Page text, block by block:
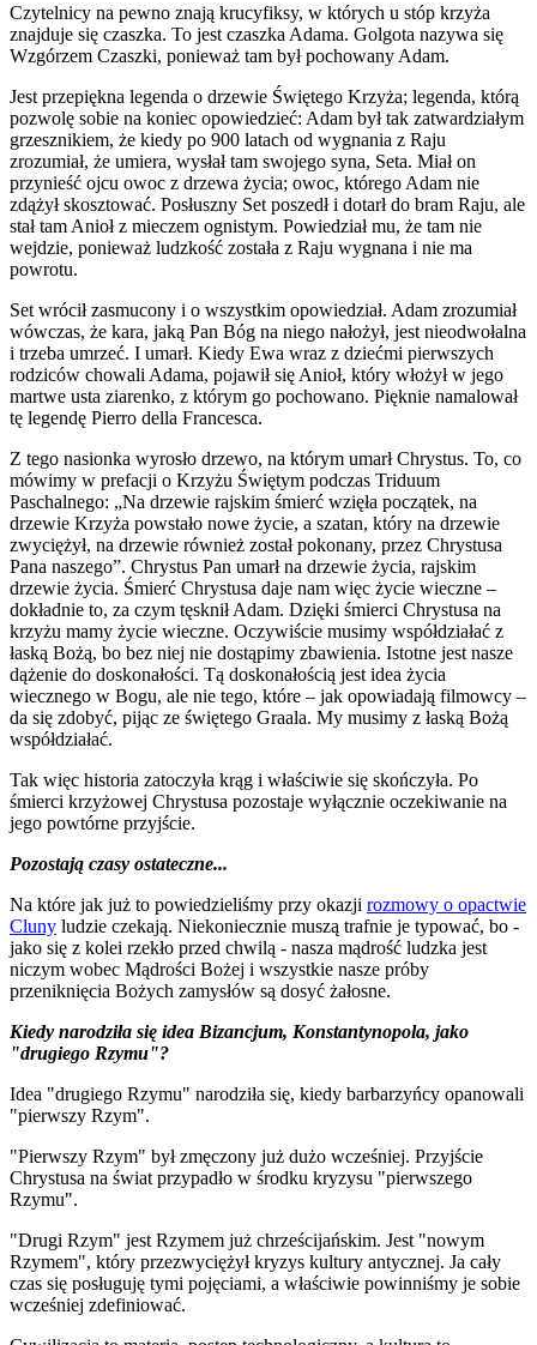
Czytelnicy na pewno znają krucyfiksy, w których u stóp krzyża
znajduje się czaszka. To jest czaszka Adama. Golgota nazywa się
Wzgórzem Czaszki, ponieważ tam był pochowany Adam.
Jest przepiękna legenda o drzewie Świętego Krzyża; legenda, którą
pozwolę sobie na koniec opowiedzieć: Adam był tak zatwardziałym
grzesznikiem, że kiedy po 900 latach od wygnania z Raju
zrozumiał, że umiera, wysłał tam swojego syna, Seta. Miał on
przynieść ojcu owoc z drzewa życia; owoc, którego Adam nie
zdążył skosztować. Posłuszny Set poszedł i dotarł do bram Raju, ale
stał tam Anioł z mieczem ognistym. Powiedział mu, że tam nie
wejdzie, ponieważ ludzkość została z Raju wygnana i nie ma
powrotu.
Set wrócił zasmucony i o wszystkim opowiedział. Adam zrozumiał
wówczas, że kara, jaką Pan Bóg na niego nałożył, jest nieodwołalna
i trzeba umrzeć. I umarł. Kiedy Ewa wraz z dziećmi pierwszych
rodziców chowali Adama, pojawił się Anioł, który włożył w jego
martwe usta ziarenko, z którym go pochowano. Pięknie namalował
tę legendę Pierro della Francesca.
Z tego nasionka wyrosło drzewo, na którym umarł Chrystus. To, co
mówimy w prefacji o Krzyżu Świętym podczas Triduum
Paschalnego: „Na drzewie rajskim śmierć wzięła początek, na
drzewie Krzyża powstało nowe życie, a szatan, który na drzewie
zwyciężył, na drzewie również został pokonany, przez Chrystusa
Pana naszego”. Chrystus Pan umarł na drzewie życia, rajskim
drzewie życia. Śmierć Chrystusa daje nam więc życie wieczne –
dokładnie to, za czym tęsknił Adam. Dzięki śmierci Chrystusa na
krzyżu mamy życie wieczne. Oczywiście musimy współdziałać z
łaską Bożą, bo bez niej nie dostąpimy zbawienia. Istotne jest nasze
dążenie do doskonałości. Tą doskonałością jest idea życia
wiecznego w Bogu, ale nie tego, które – jak opowiadają filmowcy –
da się zdobyć, pijąc ze świętego Graala. My musimy z łaską Bożą
współdziałać.
Tak więc historia zatoczyła krąg i właściwie się skończyła. Po
śmierci krzyżowej Chrystusa pozostaje wyłącznie oczekiwanie na
jego powtórne przyjście.
Pozostają czasy ostateczne...
Na które jak już to powiedzieliśmy przy okazji rozmowy o opactwie
Cluny ludzie czekają. Niekoniecznie muszą trafnie je typować, bo -
jako się z kolei rzekło przed chwilą - nasza mądrość ludzka jest
niczym wobec Mądrości Bożej i wszystkie nasze próby
przeniknięcia Bożych zamysłów są dosyć żałosne.
Kiedy narodziła się idea Bizancjum, Konstantynopola, jako
"drugiego Rzymu"?
Idea "drugiego Rzymu" narodziła się, kiedy barbarzyńcy opanowali
"pierwszy Rzym".
"Pierwszy Rzym" był zmęczony już dużo wcześniej. Przyjście
Chrystusa na świat przypadło w środku kryzysu "pierwszego
Rzymu".
"Drugi Rzym" jest Rzymem już chrześcijańskim. Jest "nowym
Rzymem", który przezwyciężył kryzys kultury antycznej. Ja cały
czas się posługuję tymi pojęciami, a właściwie powinniśmy je sobie
wcześniej zdefiniować.